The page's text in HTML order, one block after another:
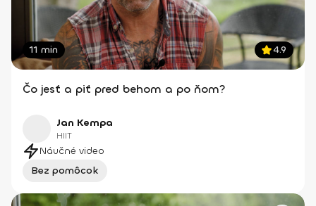
11 min 4.9
Čo jesť a piť pred behom a po ňom?
Jan Kempa
HIIT
Náučné video
Bez pomôcok